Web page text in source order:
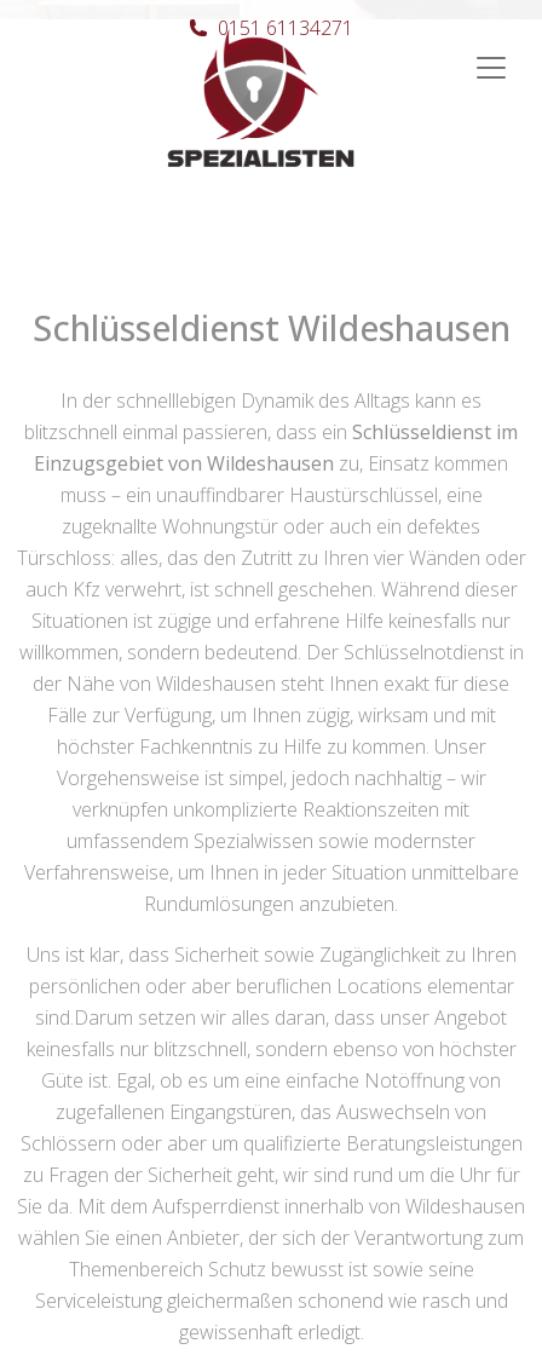
Hauptnavigation
0151 61134271
Schlüsseldienst Wildeshausen
In der schnelllebigen Dynamik des Alltags kann es
blitzschnell einmal passieren, dass ein Schlüsseldienst im
Einzugsgebiet von Wildeshausen zu, Einsatz kommen
muss – ein unauffindbarer Haustürschlüssel, eine
zugeknallte Wohnungstür oder auch ein defektes
Türschloss: alles, das den Zutritt zu Ihren vier Wänden oder
auch Kfz verwehrt, ist schnell geschehen. Während dieser
Situationen ist zügige und erfahrene Hilfe keinesfalls nur
willkommen, sondern bedeutend. Der Schlüsselnotdienst in
der Nähe von Wildeshausen steht Ihnen exakt für diese
Fälle zur Verfügung, um Ihnen zügig, wirksam und mit
höchster Fachkenntnis zu Hilfe zu kommen. Unser
Vorgehensweise ist simpel, jedoch nachhaltig – wir
verknüpfen unkomplizierte Reaktionszeiten mit
umfassendem Spezialwissen sowie modernster
Verfahrensweise, um Ihnen in jeder Situation unmittelbare
Rundumlösungen anzubieten.
Uns ist klar, dass Sicherheit sowie Zugänglichkeit zu Ihren
persönlichen oder aber beruflichen Locations elementar
sind.Darum setzen wir alles daran, dass unser Angebot
keinesfalls nur blitzschnell, sondern ebenso von höchster
Güte ist. Egal, ob es um eine einfache Notöffnung von
zugefallenen Eingangstüren, das Auswechseln von
Schlössern oder aber um qualifizierte Beratungsleistungen
zu Fragen der Sicherheit geht, wir sind rund um die Uhr für
Sie da. Mit dem Aufsperrdienst innerhalb von Wildeshausen
wählen Sie einen Anbieter, der sich der Verantwortung zum
Themenbereich Schutz bewusst ist sowie seine
Serviceleistung gleichermaßen schonend wie rasch und
gewissenhaft erledigt.